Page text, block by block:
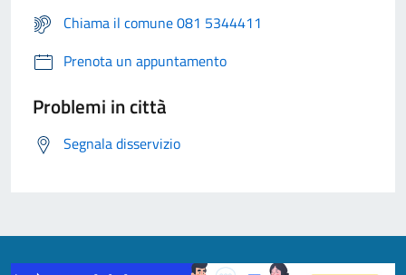
Chiama il comune 081 5344411
Prenota un appuntamento
Problemi in città
Segnala disservizio